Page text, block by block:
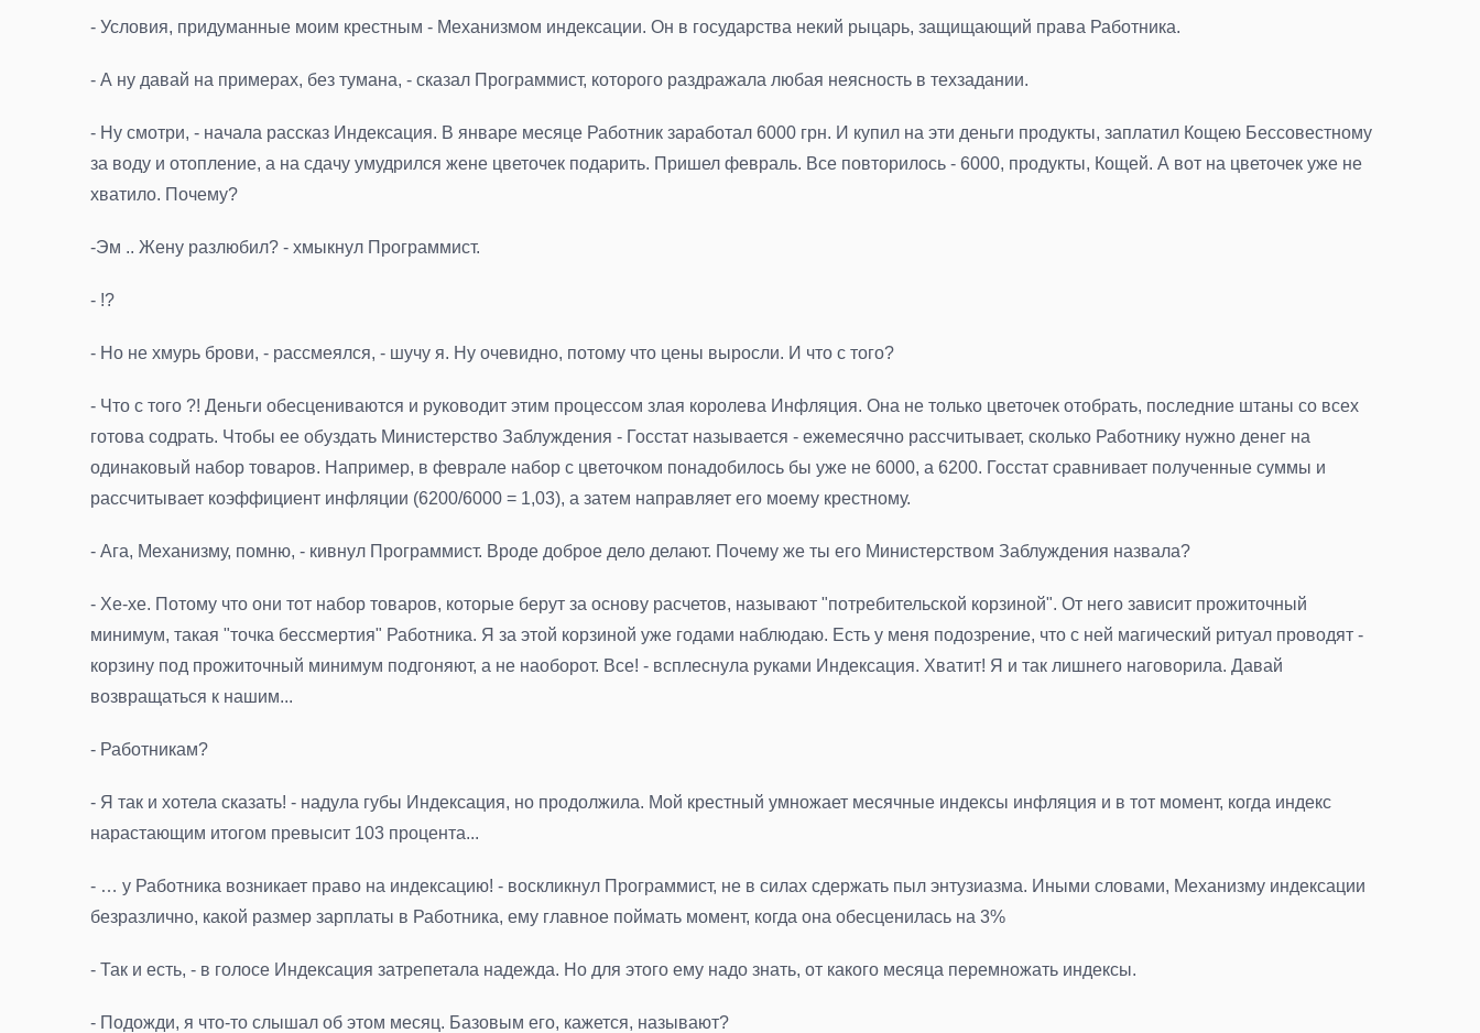
- Условия, придуманные моим крестным - Механизмом индексации. Он в государства некий рыцарь, защищающий права Работника.
- А ну давай на примерах, без тумана, - сказал Программист, которого раздражала любая неясность в техзадании.
- Ну смотри, - начала рассказ Индексация. В январе месяце Работник заработал 6000 грн. И купил на эти деньги продукты, заплатил Кощею Бессовестному
за воду и отопление, а на сдачу умудрился жене цветочек подарить. Пришел февраль. Все повторилось - 6000, продукты, Кощей. А вот на цветочек уже не
хватило. Почему?
-Эм .. Жену разлюбил? - хмыкнул Программист.
- !?
- Но не хмурь брови, - рассмеялся, - шучу я. Ну очевидно, потому что цены выросли. И что с того?
- Что с того ?! Деньги обесцениваются и руководит этим процессом злая королева Инфляция. Она не только цветочек отобрать, последние штаны со всех
готова содрать. Чтобы ее обуздать Министерство Заблуждения - Госстат называется - ежемесячно рассчитывает, сколько Работнику нужно денег на
одинаковый набор товаров. Например, в феврале набор с цветочком понадобилось бы уже не 6000, а 6200. Госстат сравнивает полученные суммы и
рассчитывает коэффициент инфляции (6200/6000 = 1,03), а затем направляет его моему крестному.
- Ага, Механизму, помню, - кивнул Программист. Вроде доброе дело делают. Почему же ты его Министерством Заблуждения назвала?
- Хе-хе. Потому что они тот набор товаров, которые берут за основу расчетов, называют "потребительской корзиной". От него зависит прожиточный
минимум, такая "точка бессмертия" Работника. Я за этой корзиной уже годами наблюдаю. Есть у меня подозрение, что с ней магический ритуал проводят -
корзину под прожиточный минимум подгоняют, а не наоборот. Все! - всплеснула руками Индексация. Хватит! Я и так лишнего наговорила. Давай
возвращаться к нашим...
- Работникам?
- Я так и хотела сказать! - надула губы Индексация, но продолжила. Мой крестный умножает месячные индексы инфляция и в тот момент, когда индекс
нарастающим итогом превысит 103 процента...
- … у Работника возникает право на индексацию! - воскликнул Программист, не в силах сдержать пыл энтузиазма. Иными словами, Механизму индексации
безразлично, какой размер зарплаты в Работника, ему главное поймать момент, когда она обесценилась на 3%
- Так и есть, - в голосе Индексация затрепетала надежда. Но для этого ему надо знать, от какого месяца перемножать индексы.
- Подожди, я что-то слышал об этом месяц. Базовым его, кажется, называют?